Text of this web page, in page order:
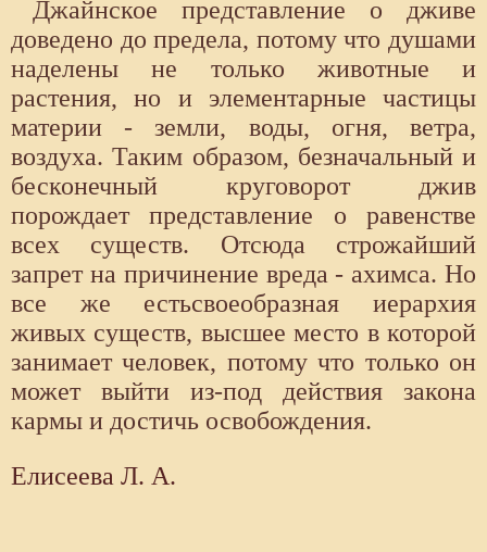
Джайнское представление о дживе
доведено до предела, потому что душами
наделены не только животные и
растения, но и элементарные частицы
материи - земли, воды, огня, ветра,
воздуха. Таким образом, безначальный и
бесконечный круговорот джив
порождает представление о равенстве
всех существ. Отсюда строжайший
запрет на причинение вреда - ахимса. Но
все же естьсвоеобразная иерархия
живых существ, высшее место в которой
занимает человек, потому что только он
может выйти из-под действия закона
кармы и достичь освобождения.
Елисеева Л. А.